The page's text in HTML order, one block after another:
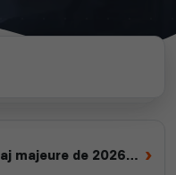
majeure de 2026
›